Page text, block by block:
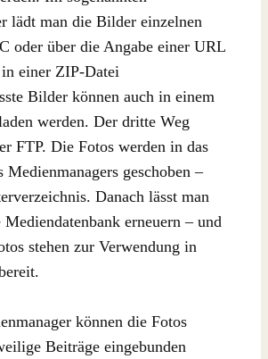
lädt man die Bilder einzelnen
oder über die Angabe einer URL
einer ZIP-Datei
Bilder können auch in einem
werden. Der dritte Weg
FTP. Die Fotos werden in das
Medienmanagers geschoben –
Danach lässt man
erneuern – und
stehen zur Verwendung in
können die Fotos
Beiträge eingebunden